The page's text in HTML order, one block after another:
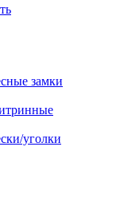
замки
уголки